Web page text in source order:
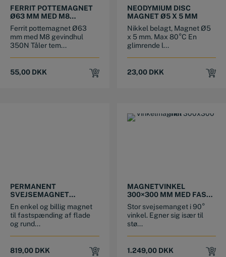
FERRIT POTTEMAGNET
Ø63 MM MED M8
GEVINDHUL
Ferrit pottemagnet Ø63
mm med M8 gevindhul
350N Tåler tem...
55,00 DKK
NEODYMIUM DISC
MAGNET Ø5 X 5 MM
Nikkel belagt, Magnet Ø5
x 5 mm. Max 80°C En
glimrende l...
23,00 DKK
PERMANENT
SVEJSEMAGNET
150X45X45 MM (100 KG)
En enkel og billig magnet
til fastspænding af flade
og rund...
819,00 DKK
MAGNETVINKEL
300×300 MM MED FAST
90° VINKEL (1000N)
Stor svejsemanget i 90°
vinkel. Egner sig især til
stø...
1.249,00 DKK